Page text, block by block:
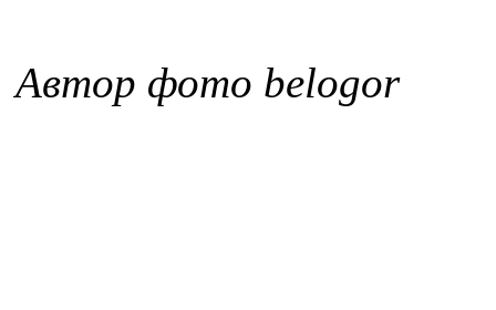
Автор фото belogor